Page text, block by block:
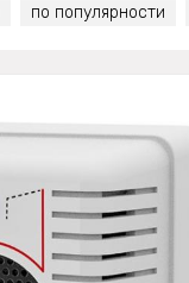
по популярности